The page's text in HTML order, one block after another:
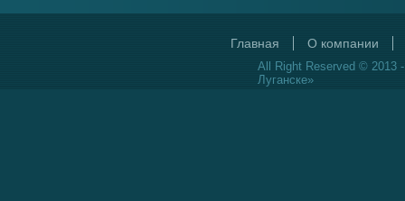
Главная О компании
All Right Reserved © 2013
Луганске»